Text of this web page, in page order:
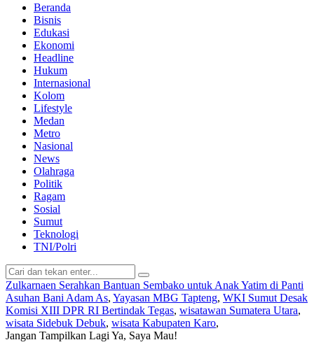
Beranda
Bisnis
Edukasi
Ekonomi
Headline
Hukum
Internasional
Kolom
Lifestyle
Medan
Metro
Nasional
News
Olahraga
Politik
Ragam
Sosial
Sumut
Teknologi
TNI/Polri
Zulkarnaen Serahkan Bantuan Sembako untuk Anak Yatim di Panti
Asuhan Bani Adam As, Yayasan MBG Tapteng, WKI Sumut Desak
Komisi XIII DPR RI Bertindak Tegas, wisatawan Sumatera Utara,
wisata Sidebuk Debuk, wisata Kabupaten Karo,
Jangan Tampilkan Lagi Ya, Saya Mau!